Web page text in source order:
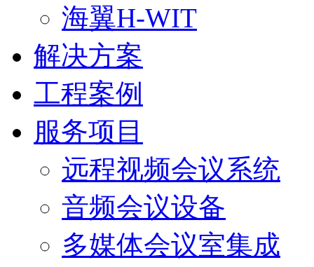
海翼H-WIT
解决方案
工程案例
服务项目
远程视频会议系统
音频会议设备
多媒体会议室集成